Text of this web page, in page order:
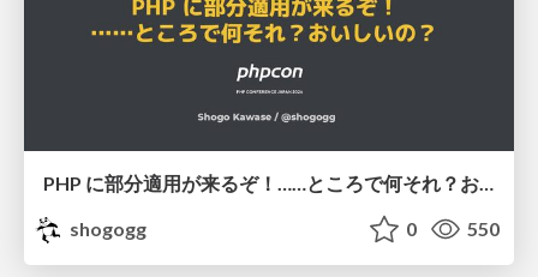
PHP に部分適用が来るぞ！……ところで何それ？おいしいの？ #phpcon / phpcon-2026
shogogg
0 550